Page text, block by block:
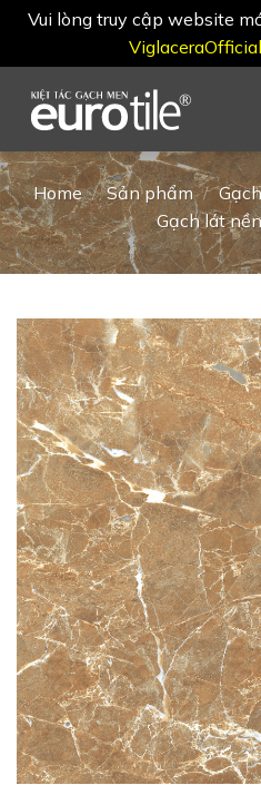
Vui lòng truy cập website
content
Home / Sản phẩm /
Gạch lát